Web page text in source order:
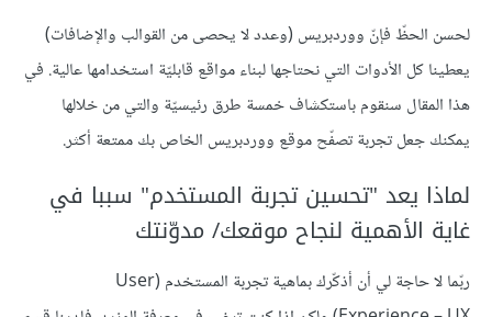
لحسن الحظّ فإنّ ووردبريس (وعدد لا يحصى من القوالب والإضافات)
يعطينا كل الأدوات التي نحتاجها لبناء مواقع قابليّة استخدامها عالية. في
هذا المقال سنقوم باستكشاف خمسة طرق رئيسيّة والتي من خلالها
يمكنك جعل تجربة تصفّح موقع ووردبريس الخاص بك ممتعة أكثر.
لماذا يعد "تحسين تجربة المستخدم" سببا في
غاية الأهمية لنجاح موقعك/ مدوّنتك
ربّما لا حاجة لي أن أذكّرك بماهية تجربة المستخدم (User